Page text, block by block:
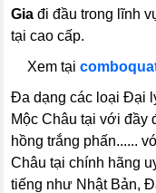
Gia đi đầu trong lĩnh
tại cao cấp.
Xem tại
Đa dạng các loại Đại
Mộc Châu tại với đầy
hồng trắng phấn......
Châu tại chính hãng
tiếng như Nhật Bản,